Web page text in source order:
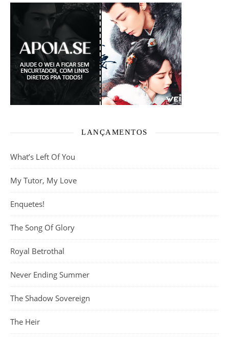
LANÇAMENTOS
What’s Left Of You
My Tutor, My Love
Enquetes!
The Song Of Glory
Royal Betrothal
Never Ending Summer
The Shadow Sovereign
The Heir